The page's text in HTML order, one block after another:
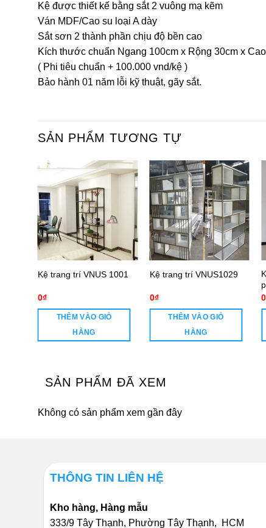
Kệ được thiết kế bằng sắt 2 vuông mạ kẽm
Ván MDF/Cao su loại A dày
Sắt sơn 2 thành phần chịu độ bền cao
Kích thước chuẩn Ngang 100cm x Rộng 30cm x
( Phi tiêu chuẩn + 100.000 vnd/kệ )
Bảo hành 01 năm lỗi kỹ thuật, gãy sắt.
SẢN PHẨM TƯƠNG TỰ
Kệ trang trí VNUS 1001
0₫
THÊM VÀO GIỎ
HÀNG
Kệ trang trí VNUS1029
0₫
THÊM VÀO GIỎ
HÀNG
0
SẢN PHẨM ĐÃ XEM
Không có sản phẩm xem gần đây
THÔNG TIN LIÊN HỆ
Kho hàng, Hàng mẫu
333/9 Tây Thạnh, Phường Tây Thạnh, HCM